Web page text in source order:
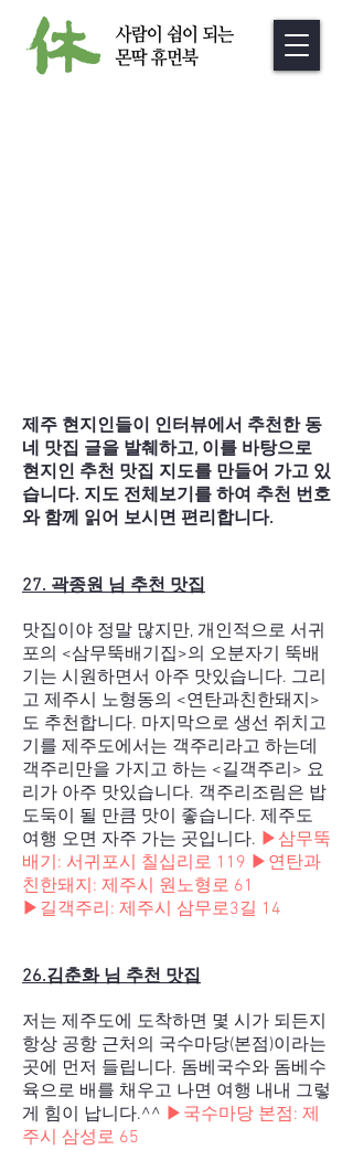
제주 현지인들이 인터뷰에서 추천한 동
네 맛집 글을 발췌하고, 이를 바탕으로
현지인 추천 맛집 지도를 만들어 가고 있
습니다. 지도 전체보기를 하여 추천 번호
와 함께 읽어 보시면 편리합니다.
27. 곽종원 님 추천 맛집
맛집이야 정말 많지만, 개인적으로 서귀
포의 <삼무뚝배기집>의 오분자기 뚝배
기는 시원하면서 아주 맛있습니다. 그리
고 제주시 노형동의 <연탄과친한돼지>
도 추천합니다. 마지막으로 생선 쥐치고
기를 제주도에서는 객주리라고 하는데
객주리만을 가지고 하는 <길객주리> 요
리가 아주 맛있습니다. 객주리조림은 밥
도둑이 될 만큼 맛이 좋습니다. 제주도
여행 오면 자주 가는 곳입니다. ▶삼무뚝
배기: 서귀포시 칠십리로 119 ▶연탄과
친한돼지: 제주시 원노형로 61
▶길객주리: 제주시 삼무로3길 14
26.김춘화 님 추천 맛집
저는 제주도에 도착하면 몇 시가 되든지
항상 공항 근처의 국수마당(본점)이라는
곳에 먼저 들립니다. 돔베국수와 돔베수
육으로 배를 채우고 나면 여행 내내 그렇
게 힘이 납니다.^^ ▶국수마당 본점: 제
주시 삼성로 65